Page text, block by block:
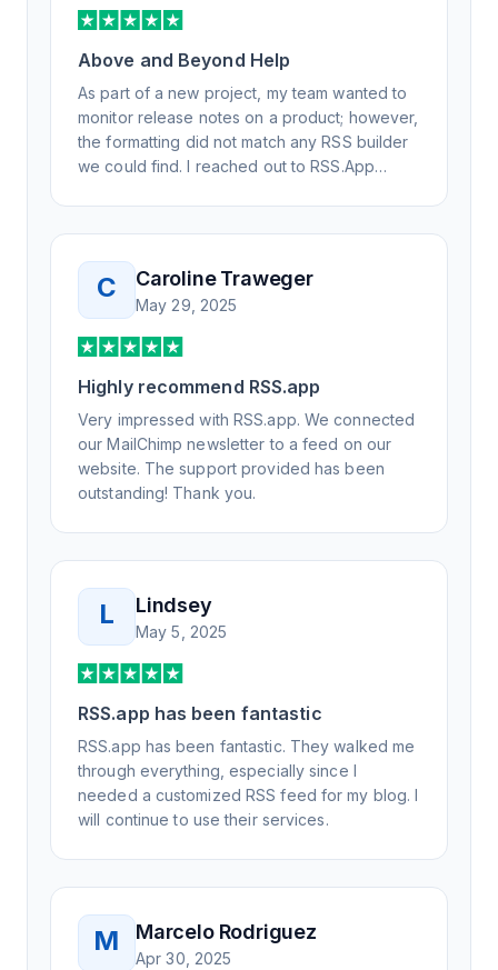
Above and Beyond Help
As part of a new project, my team wanted to
monitor release notes on a product; however,
the formatting did not match any RSS builder
we could find. I reached out to RSS.App
day, but I spoke to someone who was
knowledgeable, kind, and clearly wanted to
understand the issue. It has been a few
weeks, but after many revisions and direct
support, all of my release notes are in a way
that my users understand and find value in.
Honestly, it has been an exceptional
experience, and I will be pushing everyone I
know to RSS.app for their RSS needs.
C Caroline Traweger
May 29, 2025
Highly recommend RSS.app
Very impressed with RSS.app. We connected
our MailChimp newsletter to a feed on our
website. The support provided has been
outstanding! Thank you.
L Lindsey
May 5, 2025
RSS.app has been fantastic
RSS.app has been fantastic. They walked me
through everything, especially since I
needed a customized RSS feed for my blog. I
will continue to use their services.
M Marcelo Rodriguez
Apr 30, 2025